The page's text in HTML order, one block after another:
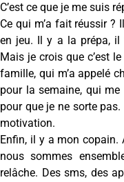
C’est ce que je me suis
Ce qui m’a fait réussir
en jeu. Il y a la prépa, il
Mais je crois que c’est
famille, qui m’a appelé
pour la semaine, qui
pour que je ne sorte
motivation.
Enfin, il y a mon copain.
nous sommes
relâche. Des sms, des